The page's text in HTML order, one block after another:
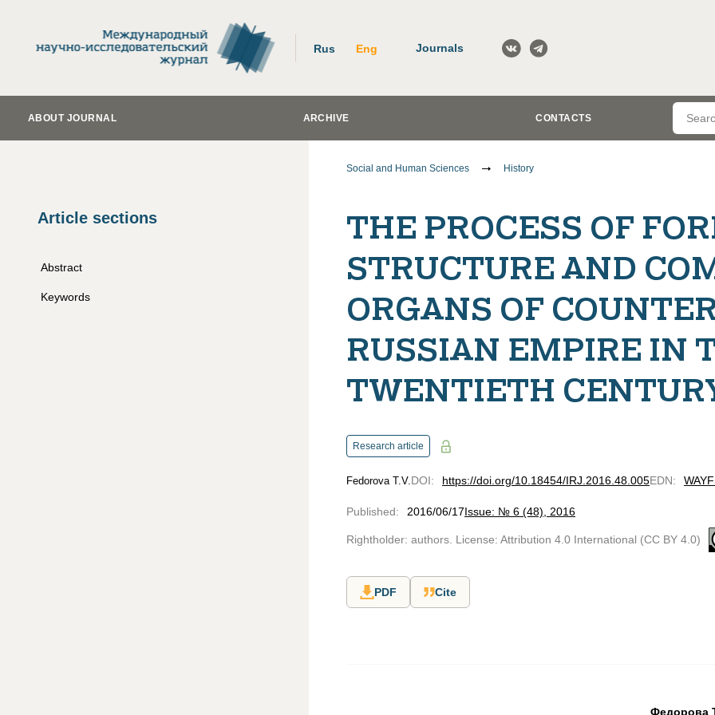
Rus Eng Journals
ABOUT JOURNAL ARCHIVE CONTACTS
Article sections
Abstract
Keywords
Social and Human Sciences History
THE PROCESS OF
STRUCTURE AND
ORGANS OF
RUSSIAN EMPIRE IN
TWENTIETH
Research article
Fedorova T.V. DOI: https://doi.org/10.18454/IRJ.2016.48.005EDN:
Published: 2016/06/17Issue: № 6 (48), 2016
Rightholder: authors. License: Attribution 4.0 International (CC BY 4.0)
PDF Cite
Федорова